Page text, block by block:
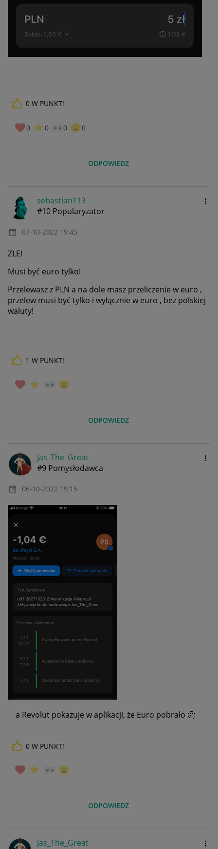
0 W PUNKT!
0 0 0 0
ODPOWIEDZ
sebastian113
#10 Popularyzator
‎07-10-2022 19:45
ZLE!
Musi być euro tylko!
Przelewasz z PLN a na dole masz przeliczenie w euro ,
przelew musi być tylko i wyłącznie w euro , bez polskiej
waluty!
1 W PUNKT!
ODPOWIEDZ
Jas_The_Great
#9 Pomysłodawca
‎06-10-2022 19:15
a Revolut pokazuje w aplikacji, że Euro pobrało 🤔
0 W PUNKT!
ODPOWIEDZ
Jas_The_Great